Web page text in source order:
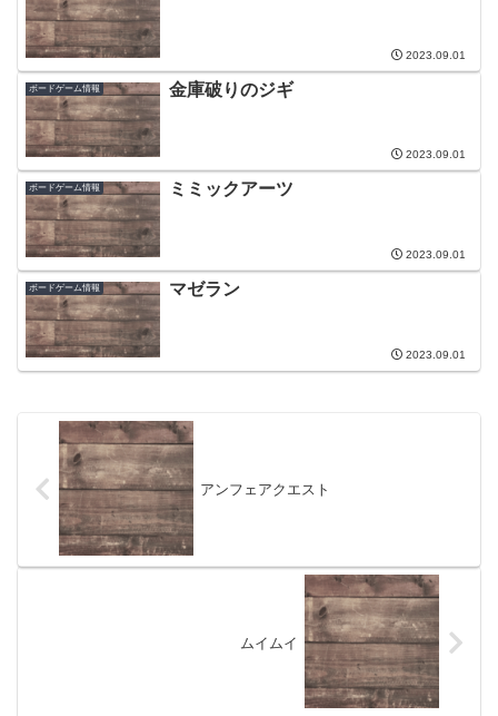
2023.09.01
ボードゲーム情報 金庫破りのジギ
2023.09.01
ボードゲーム情報 ミミックアーツ
2023.09.01
ボードゲーム情報 マゼラン
2023.09.01
アンフェアクエスト
ムイムイ